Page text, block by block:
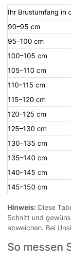
Ihr Brustumfang in
90–95 cm
95–100 cm
100–105 cm
105–110 cm
110–115 cm
115–120 cm
120–125 cm
125–130 cm
130–135 cm
135–140 cm
140–145 cm
145–150 cm
Hinweis: Diese
Schnitt und
abweichen. Bei
So messen